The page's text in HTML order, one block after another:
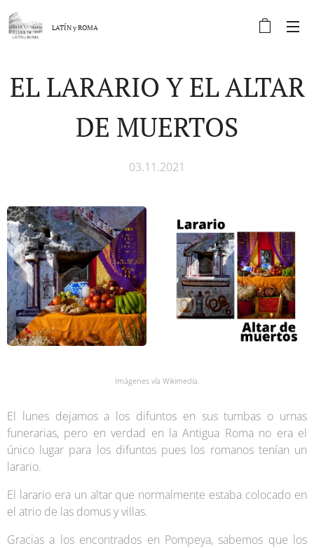
LATÍN yROMA
EL LARARIO Y EL ALTAR
DE MUERTOS
03.11.2021
Imágenes vía Wikimedia.
El lunes dejamos a los difuntos en sus tumbas o urnas
funerarias, pero en verdad en la Antigua Roma no era el
único lugar para los difuntos pues los romanos tenían un
larario.
El larario era un altar que normalmente estaba colocado en
el atrio de las domus y villas.
Gracias a los encontrados en Pompeya, sabemos que los